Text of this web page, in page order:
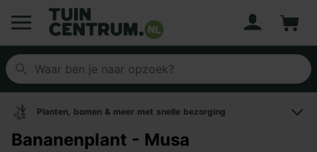
Logo Tuincentrum.nl
Planten, bomen & meer met snelle bezorging
Bananenplant - Musa